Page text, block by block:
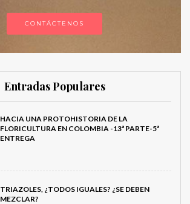
CONTÁCTENOS
Entradas Populares
HACIA UNA PROTOHISTORIA DE LA
FLORICULTURA EN COLOMBIA -13ª PARTE-5ª
ENTREGA
TRIAZOLES, ¿TODOS IGUALES? ¿SE DEBEN
MEZCLAR?